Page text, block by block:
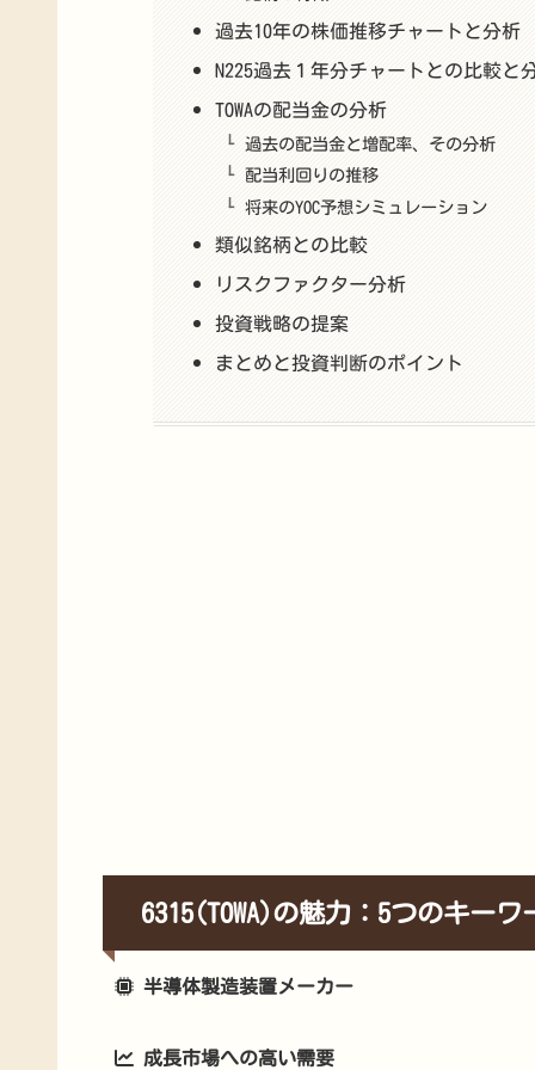
過去10年の株価推移チャートと分析
N225過去１年分チャートとの比較と
TOWAの配当金の分析
過去の配当金と増配率、その分析
配当利回りの推移
将来のYOC予想シミュレーション
類似銘柄との比較
リスクファクター分析
投資戦略の提案
まとめと投資判断のポイント
6315(TOWA)の魅力：5つのキーワ
半導体製造装置メーカー
成長市場への高い需要